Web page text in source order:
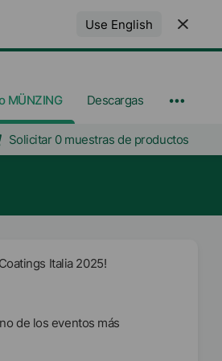
Use English
MÜNZING Descargas
Solicitar 0 muestras de productos
Italia 2025!
de los eventos más